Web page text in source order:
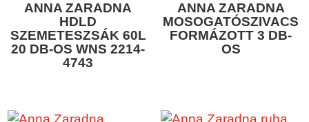
ANNA ZARADNA
HDLD
SZEMETESZSÁK 60L
20 DB-OS WNS 2214-
4743
ANNA ZARADNA
MOSOGATÓSZIVACS
FORMÁZOTT 3 DB-
OS